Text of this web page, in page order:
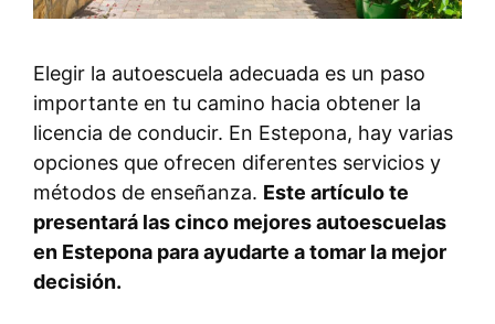
Elegir la autoescuela adecuada es un paso
importante en tu camino hacia obtener la
licencia de conducir. En Estepona, hay varias
opciones que ofrecen diferentes servicios y
métodos de enseñanza. Este artículo te
presentará las cinco mejores autoescuelas
en Estepona para ayudarte a tomar la mejor
decisión.